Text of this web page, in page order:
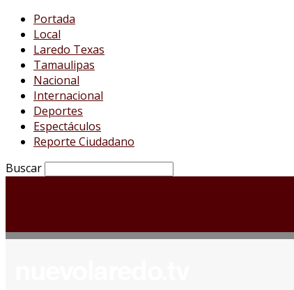
Portada
Local
Laredo Texas
Tamaulipas
Nacional
Internacional
Deportes
Espectáculos
Reporte Ciudadano
Buscar